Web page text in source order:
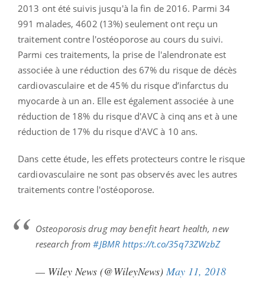
2013 ont été suivis jusqu'à la fin de 2016. Parmi 34
991 malades, 4602 (13%) seulement ont reçu un
traitement contre l'ostéoporose au cours du suivi.
Parmi ces traitements, la prise de l'alendronate est
associée à une réduction des 67% du risque de décès
cardiovasculaire et de 45% du risque d’infarctus du
myocarde à un an. Elle est également associée à une
réduction de 18% du risque d'AVC à cinq ans et à une
réduction de 17% du risque d'AVC à 10 ans.
Dans cette étude, les effets protecteurs contre le risque
cardiovasculaire ne sont pas observés avec les autres
traitements contre l'ostéoporose.
Osteoporosis drug may benefit heart health, new
research from#JBMR https://t.co/35q73ZWzbZ
— Wiley News (@WileyNews) May 11, 2018